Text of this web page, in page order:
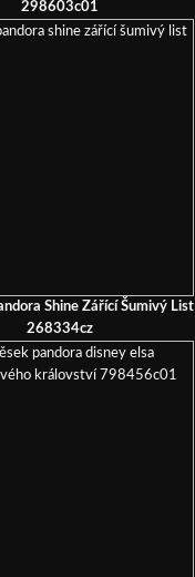
298603c01
Shine Zářící Šumivý List
268334cz